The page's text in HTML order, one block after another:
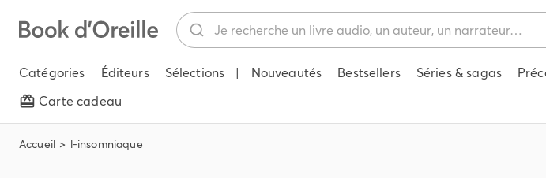
Catégories Éditeurs Sélections | Nouveautés Bestsellers Séries & sagas
Carte cadeau
Accueil l-insomniaque